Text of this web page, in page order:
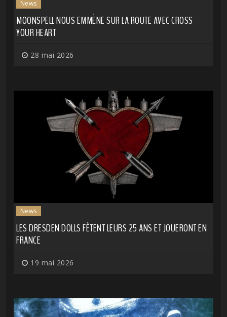
News
MOONSPELL NOUS EMMÈNE SUR LA ROUTE AVEC CROSS
YOUR HEART
28 mai 2026
News
LES DRESDEN DOLLS FÊTENT LEURS 25 ANS ET JOUERONT EN
FRANCE
19 mai 2026